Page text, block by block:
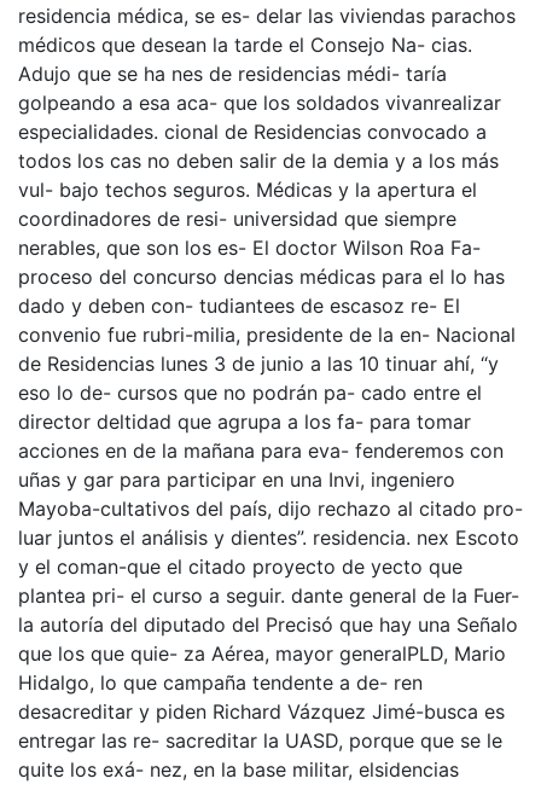
residencia médica, se es- delar las viviendas parachos
médicos que desean la tarde el Consejo Na- cias.
Adujo que se ha nes de residencias médi- taría
golpeando a esa aca- que los soldados vivanrealizar
especialidades. cional de Residencias convocado a
todos los cas no deben salir de la demia y a los más
vul- bajo techos seguros. Médicas y la apertura el
coordinadores de resi- universidad que siempre
nerables, que son los es- El doctor Wilson Roa Fa-
proceso del concurso dencias médicas para el lo has
dado y deben con- tudiantees de escasoz re- El
convenio fue rubri-milia, presidente de la en- Nacional
de Residencias lunes 3 de junio a las 10 tinuar ahí, “y
eso lo de- cursos que no podrán pa- cado entre el
director deltidad que agrupa a los fa- para tomar
acciones en de la mañana para eva- fenderemos con
uñas y gar para participar en una Invi, ingeniero
Mayoba-cultativos del país, dijo rechazo al citado pro-
luar juntos el análisis y dientes”. residencia. nex Escoto
y el coman-que el citado proyecto de yecto que
plantea pri- el curso a seguir. dante general de la Fuer-
la autoría del diputado del Precisó que hay una Señalo
que los que quie- za Aérea, mayor generalPLD, Mario
Hidalgo, lo que campaña tendente a de- ren
desacreditar y piden Richard Vázquez Jimé-busca es
entregar las re- sacreditar la UASD, porque que se le
quite los exá- nez, en la base militar, elsidencias